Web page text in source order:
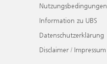
Nutzungsbedingungen
Information zu UBS
Datenschutzerklärung
Disclaimer / Impressum